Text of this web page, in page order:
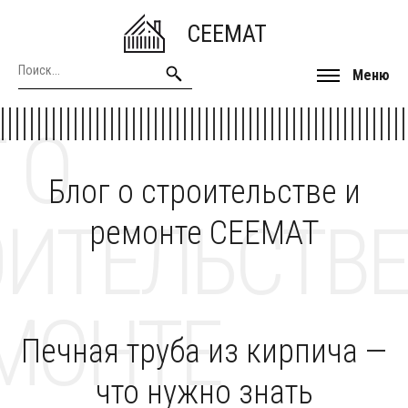
CEEMAT
Меню
Блог о строительстве и
ремонте CEEMAT
О
Печная труба из кирпича —
что нужно знать